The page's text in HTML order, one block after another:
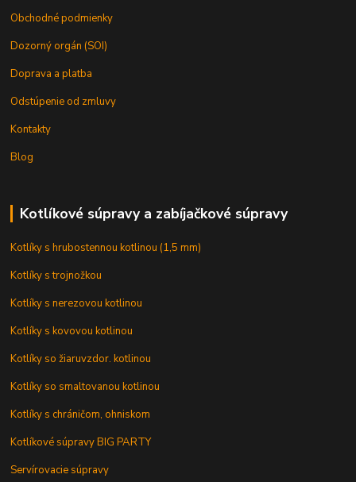
Obchodné podmienky
Dozorný orgán (SOI)
Doprava a platba
Odstúpenie od zmluvy
Kontakty
Blog
Kotlíkové súpravy a zabíjačkové súpravy
Kotlíky s hrubostennou kotlinou (1,5 mm)
Kotlíky s trojnožkou
Kotlíky s nerezovou kotlinou
Kotlíky s kovovou kotlinou
Kotlíky so žiaruvzdor. kotlinou
Kotlíky so smaltovanou kotlinou
Kotlíky s chráničom, ohniskom
Kotlíkové súpravy BIG PARTY
Servírovacie súpravy